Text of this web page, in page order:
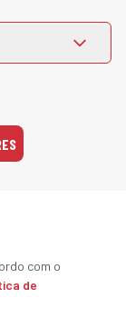
com o
de